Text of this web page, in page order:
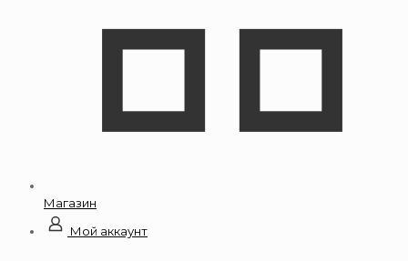
Магазин
Мой аккаунт